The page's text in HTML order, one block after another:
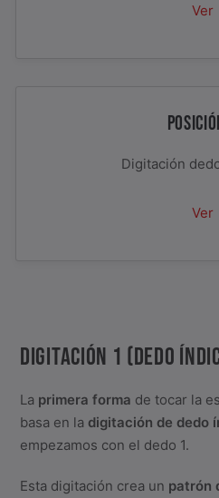
Ver
Digitación
Ver
DIGITACIÓN 1 (DEDO
La primera forma de tocar la
basa en la digitación de dedo
empezamos con el dedo 1.
Esta digitación crea un patrón